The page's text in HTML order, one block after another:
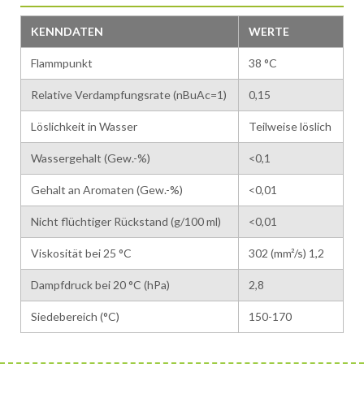
KENNDATEN WERTE
Flammpunkt 38 °C
Relative Verdampfungsrate (nBuAc=1) 0,15
Löslichkeit in Wasser Teilweise löslich
Wassergehalt (Gew.-%) <0,1
Gehalt an Aromaten (Gew.-%) <0,01
Nicht flüchtiger Rückstand (g/100 ml) <0,01
Viskosität bei 25 °C 302 (mm²/s) 1,2
Dampfdruck bei 20 °C (hPa) 2,8
Siedebereich (°C) 150-170